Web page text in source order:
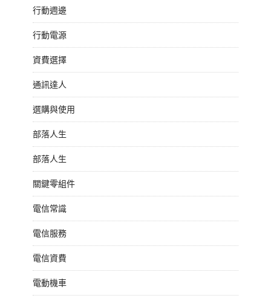
行動週邊
行動電源
資費選擇
通訊達人
選購與使用
部落人生
部落人生
關鍵零組件
電信常識
電信服務
電信資費
電動機車